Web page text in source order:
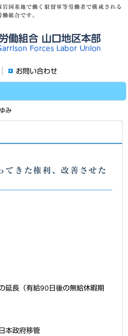
国基地で働く駐留軍等労働者で構成される
働組合です。
お問い合わせ
み
てきた権利、改善させた
延長（有給90日後の無給休暇期
本政府移管